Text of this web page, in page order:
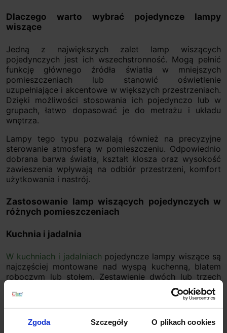
Zgoda Szczegóły O plikach cookies
Dlaczego warto wybrać pojedyncze lampy
wiszące
Jedną z największych zalet lamp wiszących
pojedynczych jest ich wszechstronność. Mogą pełnić
funkcję głównego źródła światła w mniejszych
pomieszczeniach lub stanowić oświetlenie
uzupełniające i akcentowe w większych przestrzeniach.
Dzięki możliwości stosowania ich pojedynczo lub w
grupach, łatwo dopasować je do metrażu i układu
wnętrza.
Lampy tego typu pozwalają również na precyzyjne
sterowanie atmosferą w pomieszczeniu. Odpowiednio
dobrana barwa światła, kształt klosza oraz wysokość
zawieszenia wpływają na odbiór przestrzeni, komfort
użytkowania i nastrój.
Zastosowanie lamp wiszących pojedynczych w
różnych pomieszczeniach
Kuchnia i jadalnia
W kuchniach i jadalniach pojedyncze lampy wiszące są
najczęściej montowane nad wyspą kuchenną, blatem
roboczym lub stołem. Zestawienie dwóch lub trzech
identycznych opraw zawieszonych w jednej linii
zapewnia równomierne doświetlenie i spójny efekt
wizualny. To rozwiązanie praktyczne, a jednocześnie
bardzo estetyczne, często wykorzystywane w
nowoczesnych i minimalistycznych projektach.